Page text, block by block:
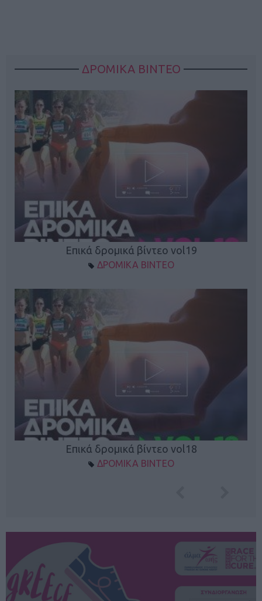
ΔΡΟΜΙΚΑ ΒΙΝΤΕΟ
Επικά δρομικά βίντεο vol19
ΔΡΟΜΙΚΑ ΒΙΝΤΕΟ
Επικά δρομικά βίντεο vol18
ΔΡΟΜΙΚΑ ΒΙΝΤΕΟ